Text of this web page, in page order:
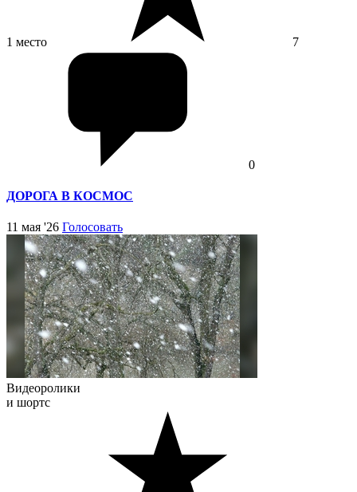
1 место 7
0
ДОРОГА В КОСМОС
11 мая '26 Голосовать
Видеоролики
и шортс